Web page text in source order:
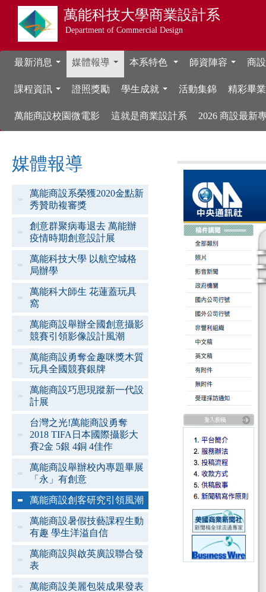
萬能科技大學商業設計系
Department of Commercial Design
最新消息 媒體報導 本系特色 師資陣容 商
課程資訊 證照獎勵 學生成就 活動集錦 精彩畢
萬能商設校園微電影 這就是商業設計系 2026 商設最新
媒體報導
萬能商設系榮獲2020金點新
秀贊助複審獎
創意群聚病毒退去 萬能辦
疫情時期創意設計展
萬能科技大學 以航空城格
局辦學
萬能科大師生 花蓮蓋玩具
窩
萬能商設舉辦全國創意攝影
競賽引領影像設計風潮
萬能商設勇奪金趣咪獎木質
玩具全國競賽銀牌
萬能商設巧思現蹤新一代設
計展
台灣之光!萬能商設勇奪
2018 TIFA日本國際攝影大
賽2金 5銀 4銅 4佳作
萬能商設舉辦校內專題畢展
「永」有創意
萬能商設創客研究引領風潮
萬能商設暑假技藝課程生動
有趣 學生洋溢自信
萬能商設與啟英廣設聯合發
表
萬能商設美麗包裝成果發表